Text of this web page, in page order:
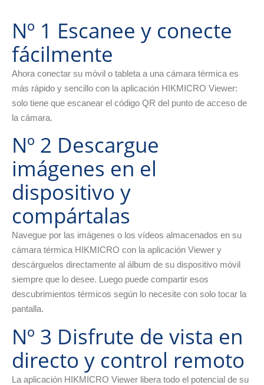
Nº 1 Escanee y conecte
fácilmente
Ahora conectar su móvil o tableta a una cámara térmica es
más rápido y sencillo con la aplicación HIKMICRO Viewer:
solo tiene que escanear el código QR del punto de acceso de
la cámara.
Nº 2 Descargue
imágenes en el
dispositivo y
compártalas
Navegue por las imágenes o los vídeos almacenados en su
cámara térmica HIKMICRO con la aplicación Viewer y
descárguelos directamente al álbum de su dispositivo móvil
siempre que lo desee. Luego puede compartir esos
descubrimientos térmicos según lo necesite con solo tocar la
pantalla.
Nº 3 Disfrute de vista en
directo y control remoto
La aplicación HIKMICRO Viewer libera todo el potencial de su